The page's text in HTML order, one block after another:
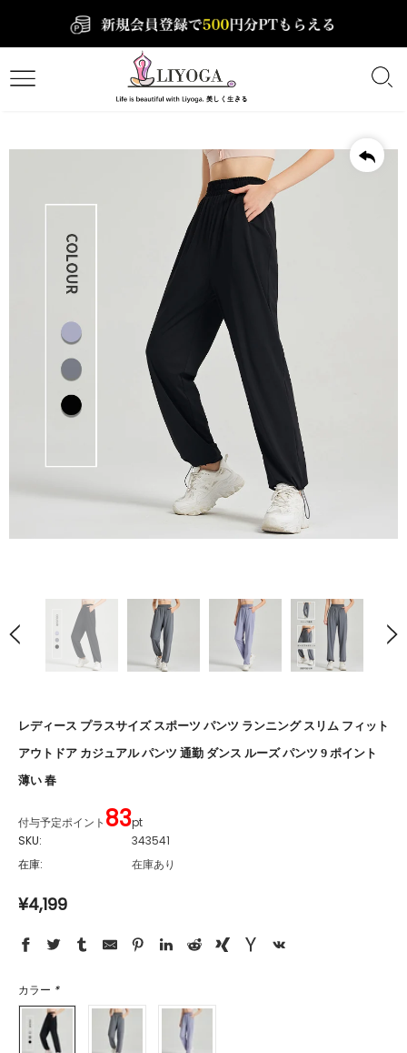
レディース プラスサイズ スポーツ パンツ ランニング スリム フィット
アウトドア カジュアル パンツ 通勤 ダンス ルーズ パンツ 9 ポイント
薄い 春
付与予定ポイント 83pt
SKU:
343541
在庫:
在庫あり
¥4,199
カラー *